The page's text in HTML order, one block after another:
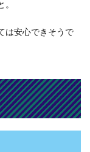
は安心できそうで